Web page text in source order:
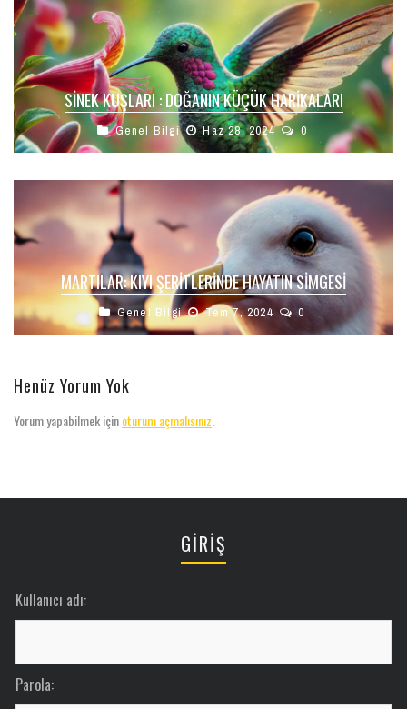
SINEK KUŞLARI : DOĞANIN KÜÇÜK HARIKALARI
Genel Bilgi Haz 28, 2024 0
MARTILAR: KIYI ŞERITLERINDE HAYATIN SIMGESI
Genel Bilgi Tem 7, 2024 0
Henüz Yorum Yok
Yorum yapabilmek içinoturum açmalısınız
GİRİŞ
Kullanıcı adı:
Parola: